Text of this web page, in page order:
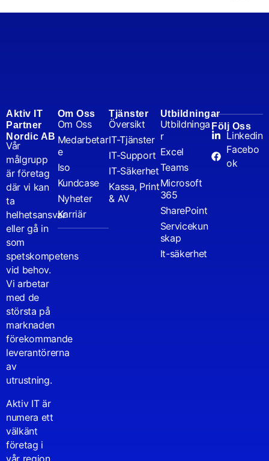
Aktiv IT
Partner
Nordic AB
Vår
målgrupp
är företag
där vi kan
ta
helhetsansvar
eller gå in
som
spetskompetens
vid behov.
Vi arbetar
med de
största på
marknaden
förekommande
leverantörerna
av
utrustning.
Aktiv IT är
numera ett
välkänt
företag i
vår region
Om Oss
Om Oss
Medarbetar
e
Iso
Kundcase
Nyheter
Karriär
Tjänster
Översikt
IT-Tjänster
IT-Support
IT-Säkerhet
Kassa, Print
& AV
Utbildningar
Utbildninga
r
Excel
Teams
Microsoft
365
SharePoint
Servicekun
skap
It-säkerhet
Följ Oss
Linkedin
Facebo
ok